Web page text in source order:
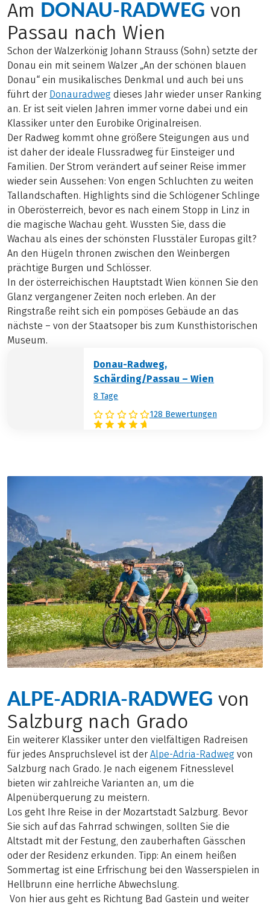
Am DONAU-RADWEG von
Passau nach Wien
Schon der Walzerkönig Johann Strauss (Sohn) setzte der
Donau ein mit seinem Walzer „An der schönen blauen
Donau“ ein musikalisches Denkmal und auch bei uns
führt der Donauradweg dieses Jahr wieder unser Ranking
an. Er ist seit vielen Jahren immer vorne dabei und ein
Klassiker unter den Eurobike Originalreisen.
Der Radweg kommt ohne größere Steigungen aus und
ist daher der ideale Flussradweg für Einsteiger und
Familien. Der Strom verändert auf seiner Reise immer
wieder sein Aussehen: Von engen Schluchten zu weiten
Tallandschaften. Highlights sind die Schlögener Schlinge
in Oberösterreich, bevor es nach einem Stopp in Linz in
die magische Wachau geht. Wussten Sie, dass die
Wachau als eines der schönsten Flusstäler Europas gilt?
An den Hügeln thronen zwischen den Weinbergen
prächtige Burgen und Schlösser.
In der österreichischen Hauptstadt Wien können Sie den
Glanz vergangener Zeiten noch erleben. An der
Ringstraße reiht sich ein pompöses Gebäude an das
nächste – von der Staatsoper bis zum Kunsthistorischen
Museum.
Donau-Radweg,
Schärding/Passau – Wien
8 Tage
128 Bewertungen
ALPE-ADRIA-RADWEG von
Salzburg nach Grado
Ein weiterer Klassiker unter den vielfältigen Radreisen
für jedes Anspruchslevel ist der Alpe-Adria-Radweg von
Salzburg nach Grado. Je nach eigenem Fitnesslevel
bieten wir zahlreiche Varianten an, um die
Alpenüberquerung zu meistern.
Los geht Ihre Reise in der Mozartstadt Salzburg. Bevor
Sie sich auf das Fahrrad schwingen, sollten Sie die
Altstadt mit der Festung, den zauberhaften Gässchen
oder der Residenz erkunden. Tipp: An einem heißen
Sommertag ist eine Erfrischung bei den Wasserspielen in
Hellbrunn eine herrliche Abwechslung.
Von hier aus geht es Richtung Bad Gastein und weiter